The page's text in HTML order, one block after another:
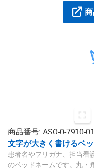
商品番号: ASO-0-7910-01
文字が大きく書けるベ
患者名やフリガナ、担当看
のベッドネームです。丸・